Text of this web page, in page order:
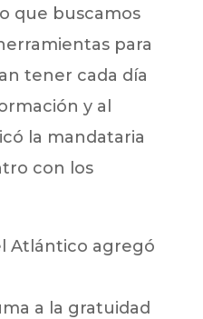
que buscamos
para
tener cada día
y al
la mandataria
con los
Atlántico agregó
a la gratuidad